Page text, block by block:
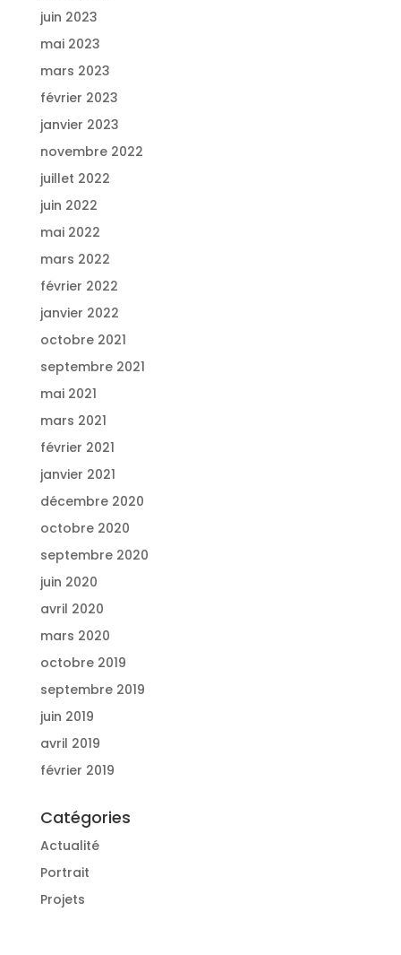
juin 2023
mai 2023
mars 2023
février 2023
janvier 2023
novembre 2022
juillet 2022
juin 2022
mai 2022
mars 2022
février 2022
janvier 2022
octobre 2021
septembre 2021
mai 2021
mars 2021
février 2021
janvier 2021
décembre 2020
octobre 2020
septembre 2020
juin 2020
avril 2020
mars 2020
octobre 2019
septembre 2019
juin 2019
avril 2019
février 2019
Catégories
Actualité
Portrait
Projets